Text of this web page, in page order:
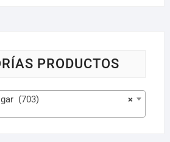
PRODUCTOS
×
(703)